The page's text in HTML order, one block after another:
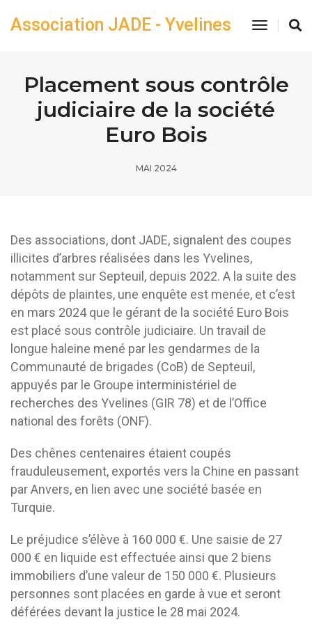
Association JADE - Yvelines
Toggle
Placement sous contrôle
judiciaire de la société
Euro Bois
MAI 2024
Des associations, dont JADE, signalent des coupes
illicites d’arbres réalisées dans les Yvelines,
notamment sur Septeuil, depuis 2022. A la suite des
dépôts de plaintes, une enquête est menée, et c’est
en mars 2024 que le gérant de la société Euro Bois
est placé sous contrôle judiciaire. Un travail de
longue haleine mené par les gendarmes de la
Communauté de brigades (CoB) de Septeuil,
appuyés par le Groupe interministériel de
recherches des Yvelines (GIR 78) et de l’Office
national des forêts (ONF).
Des chênes centenaires étaient coupés
frauduleusement, exportés vers la Chine en passant
par Anvers, en lien avec une société basée en
Turquie.
Le préjudice s’élève à 160 000 €. Une saisie de 27
000 € en liquide est effectuée ainsi que 2 biens
immobiliers d’une valeur de 150 000 €. Plusieurs
personnes sont placées en garde à vue et seront
déférées devant la justice le 28 mai 2024.